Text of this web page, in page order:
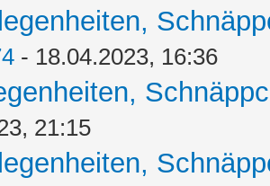
- 18.04.2023, 16:36
21:15